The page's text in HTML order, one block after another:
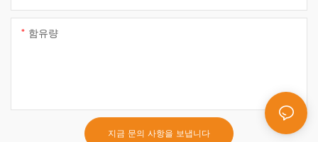
함유량
지금 문의 사항을 보냅니다